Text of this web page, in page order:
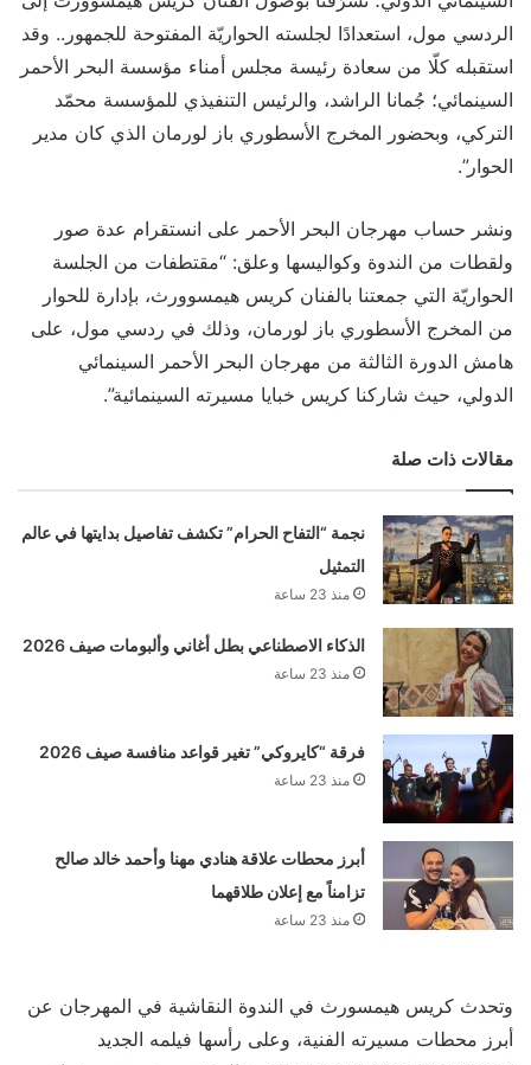
الردسي مول، استعدادًا لجلسته الحواريّة المفتوحة للجمهور.. وقد
استقبله كلّا من سعادة رئيسة مجلس أمناء مؤسسة البحر الأحمر
السينمائي؛ جُمانا الراشد، والرئيس التنفيذي للمؤسسة محمّد
التركي، وبحضور المخرج الأسطوري باز لورمان الذي كان مدير
الحوار”.
ونشر حساب مهرجان البحر الأحمر على انستقرام عدة صور
ولقطات من الندوة وكواليسها وعلق: “مقتطفات من الجلسة
الحواريّة التي جمعتنا بالفنان كريس هيمسوورث، بإدارة للحوار
من المخرج الأسطوري باز لورمان، وذلك في ردسي مول، على
هامش الدورة الثالثة من مهرجان البحر الأحمر السينمائي
الدولي، حيث شاركنا كريس خبايا مسيرته السينمائية”.
مقالات ذات صلة
نجمة “التفاح الحرام” تكشف تفاصيل بدايتها في عالم
التمثيل
منذ 23 ساعة
الذكاء الاصطناعي بطل أغاني وألبومات صيف 2026
منذ 23 ساعة
فرقة “كايروكي” تغير قواعد منافسة صيف 2026
منذ 23 ساعة
أبرز محطات علاقة هنادي مهنا وأحمد خالد صالح
تزامناً مع إعلان طلاقهما
منذ 23 ساعة
وتحدث كريس هيمسورث في الندوة النقاشية في المهرجان عن
أبرز محطات مسيرته الفنية، وعلى رأسها فيلمه الجديد